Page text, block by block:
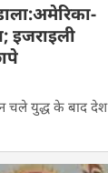
इजराइली
चले युद्ध के बाद देश